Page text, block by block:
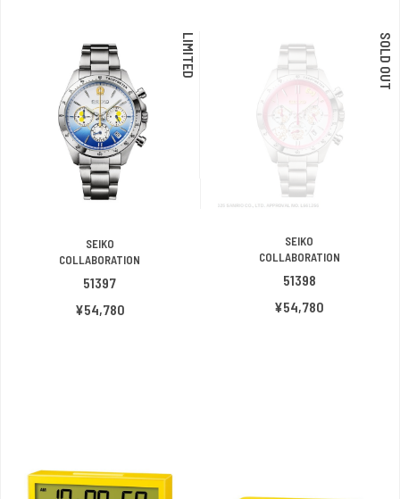
LIMITED
SEIKO
COLLABORATION
51397
¥54,780
SOLD OUT
SEIKO
COLLABORATION
51398
¥54,780